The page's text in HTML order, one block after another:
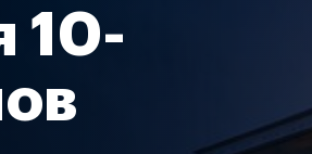
10-